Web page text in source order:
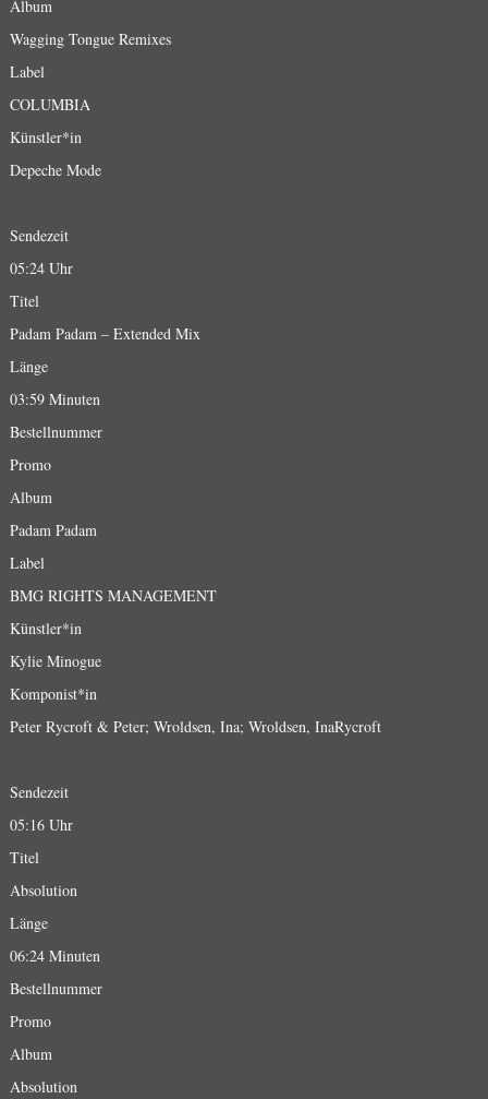
Album
Wagging Tongue Remixes
Label
COLUMBIA
Künstler*in
Depeche Mode
Sendezeit
05:24 Uhr
Titel
Padam Padam – Extended Mix
Länge
03:59 Minuten
Bestellnummer
Promo
Album
Padam Padam
Label
BMG RIGHTS MANAGEMENT
Künstler*in
Kylie Minogue
Komponist*in
Peter Rycroft & Peter; Wroldsen, Ina; Wroldsen, InaRycroft
Sendezeit
05:16 Uhr
Titel
Absolution
Länge
06:24 Minuten
Bestellnummer
Promo
Album
Absolution